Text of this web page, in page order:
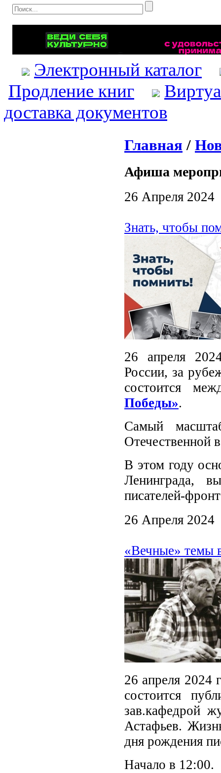
Электронный каталог
Продление книг
доставка документов
Главная /
Афиша
26 Апреля 2024
Знать, чтобы
26 апреля
России, за
состоится
Победы».
Самый
Отечественной
В этом году
Ленинграда,
писателей-
26 Апреля 2024
«Вечные» темы
26 апреля 2024
состоится
зав.кафедрой
Астафьев.
дня рождения
Начало в 12:00.